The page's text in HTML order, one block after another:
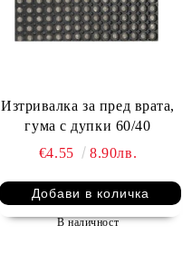
Изтривалка за пред врата,
гума с дупки 60/40
€4.55
8.90лв.
В наличност